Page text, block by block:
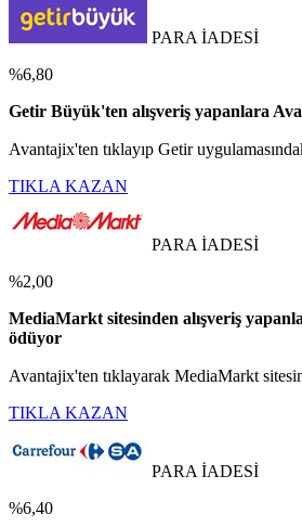
PARA İADESİ
%6,80
Getir Büyük'ten alışveriş yapanlara
Avantajix'ten tıklayıp Getir
TIKLA KAZAN
PARA İADESİ
%2,00
MediaMarkt sitesinden alışveriş
ödüyor
Avantajix'ten tıklayarak MediaMarkt
TIKLA KAZAN
PARA İADESİ
%6,40